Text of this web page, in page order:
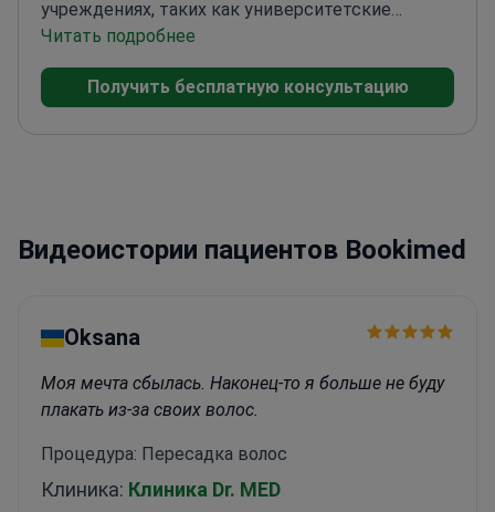
учреждениях, таких как университетские
больницы Университетского колледжа
Лондона. Член Королевской коллегии хирургов
(Англия)Опубликовал более 26 научных работ и
пластической хирургии Каирского
Читать подробнее
Получить бесплатную консультацию
Видеоистории пациентов Bookimed
Oksana
Моя мечта сбылась. Наконец-то я больше не буду
плакать из-за своих волос.
Процедура: Пересадка волос
Клиника: Клиника Dr. MED